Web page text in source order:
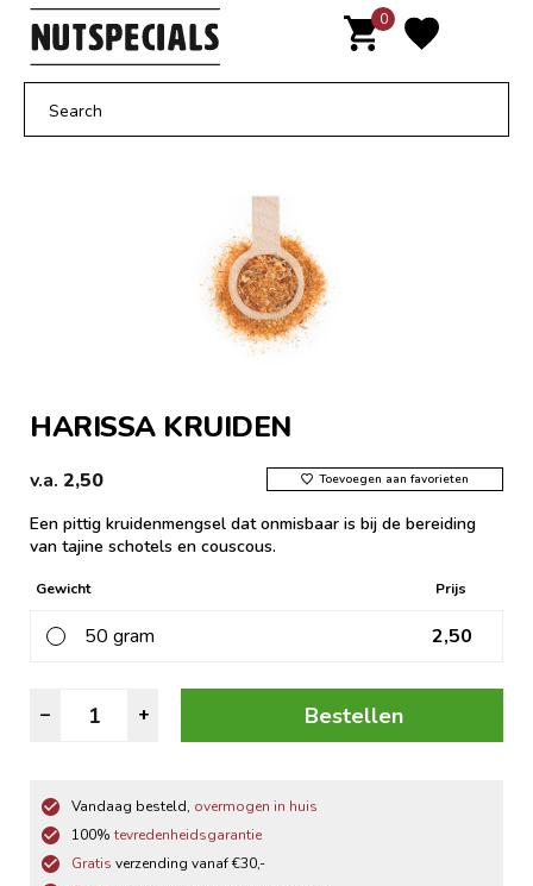
Door
naar
inhoud
0
HARISSA KRUIDEN
v.a. 2,50 Toevoegen aan favorieten
Een pittig kruidenmengsel dat onmisbaar is bij de bereiding
van tajine schotels en couscous.
Gewicht Prijs
50 gram 2,50
–
Harissa
Kruiden
+ Bestellen
Vandaag besteld, overmogen in huis
100% tevredenheidsgarantie
Gratis verzending vanaf €30,-